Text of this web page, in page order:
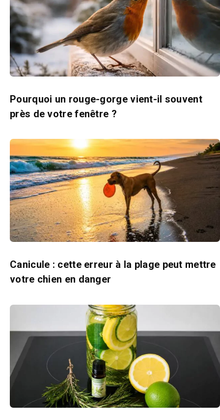
Pourquoi un rouge-gorge vient-il souvent
près de votre fenêtre ?
Canicule : cette erreur à la plage peut mettre
votre chien en danger